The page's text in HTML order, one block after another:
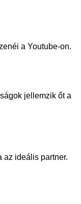
a Youtube-on.
jellemzik őt a
az ideális partner.